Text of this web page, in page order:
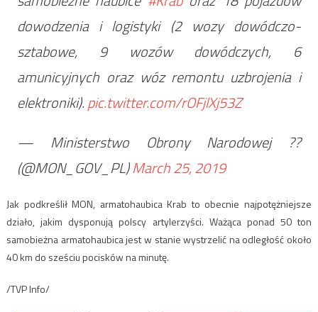
dowodzenia i logistyki (2 wozy dowódczo-
sztabowe, 9 wozów dowódczych, 6
amunicyjnych oraz wóz remontu uzbrojenia i
elektroniki).pic.twitter.com/rOFjlXj53Z
— Ministerstwo Obrony Narodowej ??
(@MON_GOV_PL)March 25, 2019
Jak podkreślił MON, armatohaubica Krab to obecnie najpotężniejsze
działo, jakim dysponują polscy artylerzyści. Ważąca ponad 50 ton
samobieżna armatohaubica jest w stanie wystrzelić na odległość około
40 km do sześciu pocisków na minutę.
/TVP Info/